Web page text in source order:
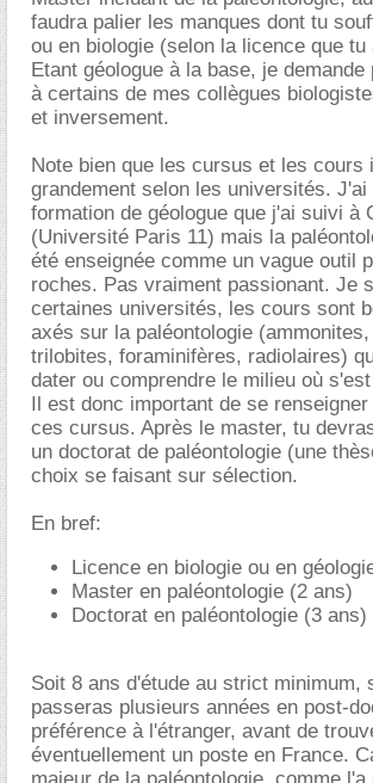
faudra palier les manques dont tu
ou en biologie (selon la licence que tu
Etant géologue à la base, je
à certains de mes collègues
et inversement.
Note bien que les cursus et les cours
grandement selon les universités. J'ai
formation de géologue que j'ai suivi à
(Université Paris 11) mais la
été enseignée comme un vague outil
roches. Pas vraiment passionant. Je
certaines universités, les cours sont
axés sur la paléontologie
trilobites, foraminifères, radiolaires)
dater ou comprendre le milieu où
Il est donc important de se
ces cursus. Après le master, tu
un doctorat de paléontologie (une
choix se faisant sur sélection.
En bref:
Licence en biologie ou en
Master en paléontologie (2 ans)
Doctorat en paléontologie (3 ans)
Soit 8 ans d'étude au strict minimum,
passeras plusieurs années en post-
préférence à l'étranger, avant de
éventuellement un poste en France.